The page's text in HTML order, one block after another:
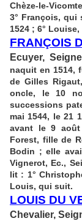
Chèze-le-
3° François, qui
1524 ; 6°
FRANÇOIS
Ecuyer,
naquit en 1514,
de Gilles
oncle, le 10
successions
mai 1544, le 21
avant le 9 août
Forest, fille de
Bodin ; elle
Vignerot, Ec.,
lit : 1°
Louis, qui suit.
LOUIS DU
Chevalier,